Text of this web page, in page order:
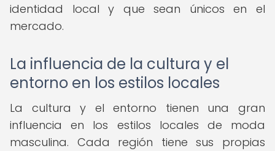
identidad local y que sean únicos en el
mercado.
La influencia de la cultura y el
entorno en los estilos locales
La cultura y el entorno tienen una gran
influencia en los estilos locales de moda
masculina. Cada región tiene sus propias